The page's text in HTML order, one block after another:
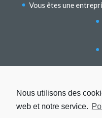
Nous utilisons des
web et notre service.
Vous êtes une